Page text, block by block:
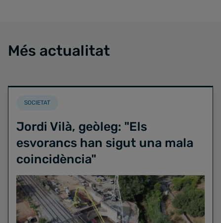
Més actualitat
SOCIETAT
Jordi Vilà, geòleg: "Els
esvorancs han sigut una mala
coincidència"